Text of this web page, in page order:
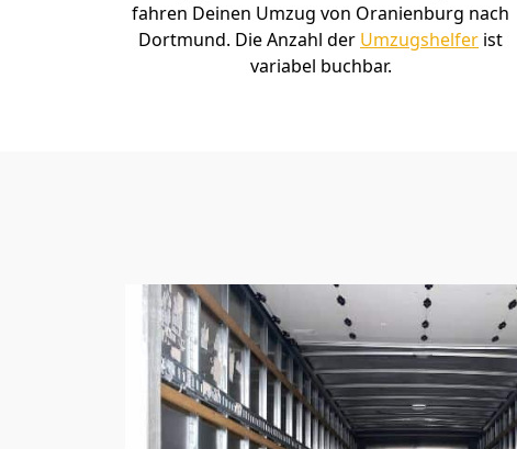
fahren Deinen Umzug von Oranienburg nach
Dortmund. Die Anzahl der Umzugshelfer ist
variabel buchbar.